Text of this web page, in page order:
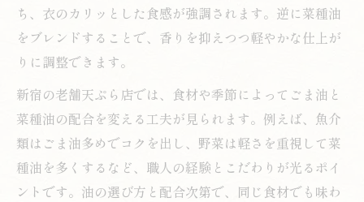
ち、衣のカリッとした食感が強調されます。逆に菜種油
をブレンドすることで、香りを抑えつつ軽やかな仕上が
りに調整できます。
新宿の老舗天ぷら店では、食材や季節によってごま油と
菜種油の配合を変える工夫が見られます。例えば、魚介
類はごま油多めでコクを出し、野菜は軽さを重視して菜
種油を多くするなど、職人の経験とこだわりが光るポイ
ントです。油の選び方と配合次第で、同じ食材でも味わ